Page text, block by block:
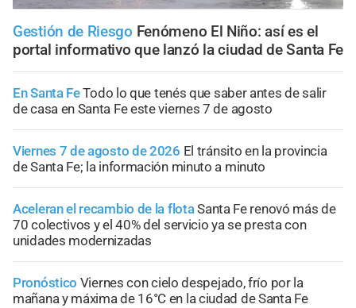
Gestión de Riesgo Fenómeno El Niño: así es el
portal informativo que lanzó la ciudad de Santa Fe
En Santa FeTodo lo que tenés que saber antes de salir
de casa en Santa Fe este viernes 7 de agosto
Viernes 7 de agosto de 2026 El tránsito en la provincia
de Santa Fe; la información minuto a minuto
Aceleran el recambio de la flotaSanta Fe renovó más de
70 colectivos y el 40% del servicio ya se presta con
unidades modernizadas
Pronóstico Viernes con cielo despejado, frío por la
mañana y máxima de 16°C en la ciudad de Santa Fe